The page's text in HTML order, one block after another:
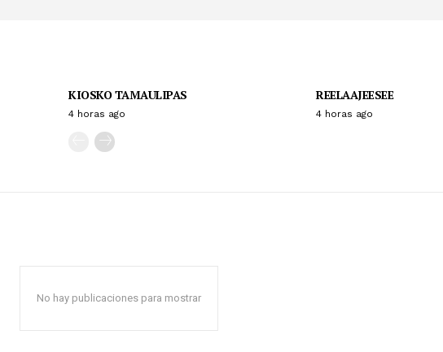
KIOSKO TAMAULIPAS
4 horas ago
REELAAJEESEE
4 horas ago
No hay publicaciones para mostrar